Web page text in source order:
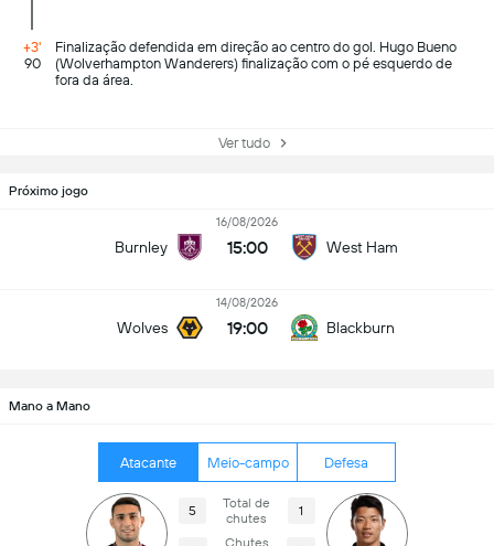
+3'
90
Finalização defendida em direção ao centro do gol. Hugo Bueno
(Wolverhampton Wanderers) finalização com o pé esquerdo de
fora da área.
Ver tudo
Próximo jogo
Burnley
16/08/2026
15:00 West Ham
Wolves
14/08/2026
19:00 Blackburn
Mano a Mano
Atacante Meio-campo Defesa
5
Total de
chutes
1
Chutes